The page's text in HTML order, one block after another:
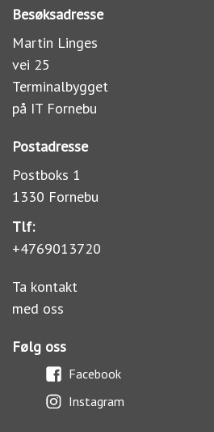
Besøksadresse
Martin Linges
vei 25
Terminalbygget
på IT Fornebu
Postadresse
Postboks 1
1330 Fornebu
Tlf:
+4769013720
Ta kontakt
med oss
Følg oss
Facebook
Instagram